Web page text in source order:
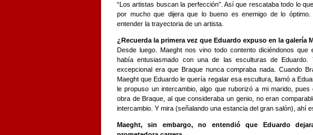
“Los artistas buscan la perfección”. Así que rescataba todo lo
por mucho que dijera que lo bueno es enemigo de lo
entender la trayectoria de un artista.
¿Recuerda la primera vez que Eduardo expuso en la galería
Desde luego. Maeght nos vino todo contento diciéndonos que
había entusiasmado con una de las esculturas de
excepcional era que Braque nunca compraba nada. Cuando
Maeght que Eduardo le quería regalar esa escultura, llamó a
le propuso un intercambio, algo que ruborizó a mi marido,
obra de Braque, al que consideraba un genio, no eran
intercambio. Y mira (señalando una estancia del gran salón), ahí
Maeght, sin embargo, no entendió que Eduardo